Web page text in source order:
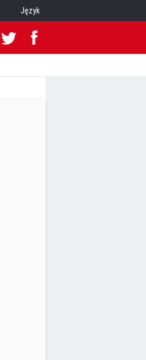
Język